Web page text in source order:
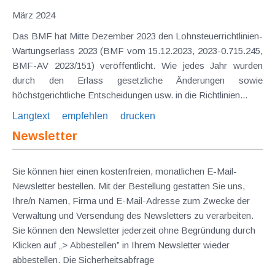
März 2024
Das BMF hat Mitte Dezember 2023 den Lohnsteuerrichtlinien-
Wartungserlass 2023 (BMF vom 15.12.2023, 2023-0.715.245,
BMF-AV 2023/151) veröffentlicht. Wie jedes Jahr wurden
durch den Erlass gesetzliche Änderungen sowie
höchstgerichtliche Entscheidungen usw. in die Richtlinien...
Langtext
empfehlen drucken
Newsletter
Sie können hier einen kostenfreien, monatlichen E-Mail-
Newsletter bestellen. Mit der Bestellung gestatten Sie uns,
Ihre/n Namen, Firma und E-Mail-Adresse zum Zwecke der
Verwaltung und Versendung des Newsletters zu verarbeiten.
Sie können den Newsletter jederzeit ohne Begründung durch
Klicken auf „> Abbestellen” in Ihrem Newsletter wieder
abbestellen. Die Sicherheitsabfrage